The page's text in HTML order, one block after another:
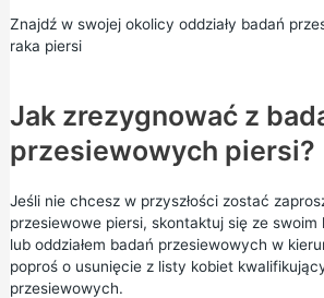
Znajdź w swojej okolicy oddziały badań
raka piersi
Jak zrezygnować z
przesiewowych piersi?
Jeśli nie chcesz w przyszłości zostać
przesiewowe piersi, skontaktuj się ze swoim
lub oddziałem badań przesiewowych w
poproś o usunięcie z listy kobiet
przesiewowych.